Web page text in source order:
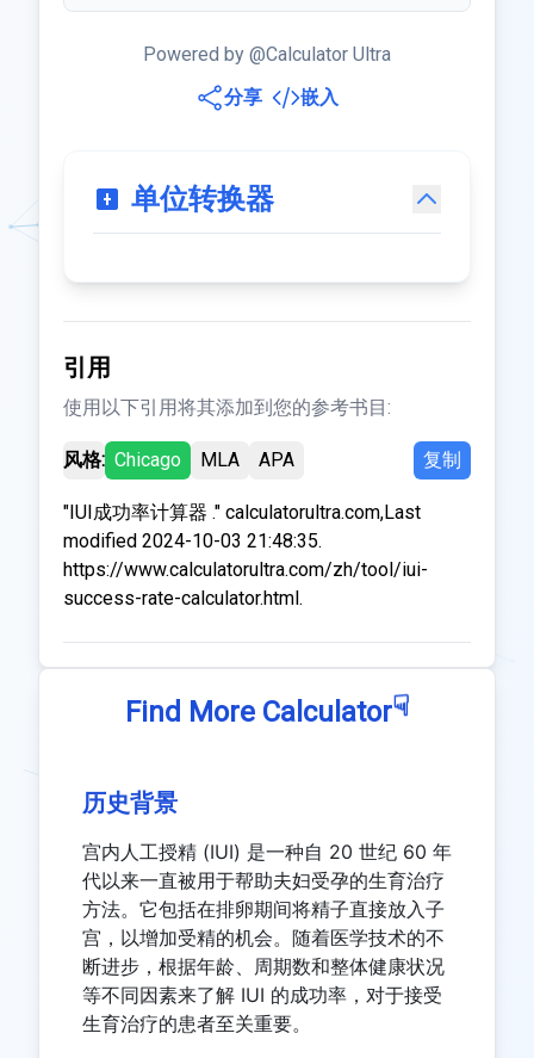
Powered by @Calculator Ultra
分享
嵌入
单位转换器
引用
使用以下引用将其添加到您的参考书目:
风格: Chicago MLA APA 复制
"IUI成功率计算器 ." calculatorultra.com,Last
modified 2024-10-03 21:48:35.
https://www.calculatorultra.com/zh/tool/iui-
success-rate-calculator.html.
Find More Calculator☟
历史背景
宫内人工授精 (IUI) 是一种自 20 世纪 60 年
代以来一直被用于帮助夫妇受孕的生育治疗
方法。它包括在排卵期间将精子直接放入子
宫，以增加受精的机会。随着医学技术的不
断进步，根据年龄、周期数和整体健康状况
等不同因素来了解 IUI 的成功率，对于接受
生育治疗的患者至关重要。